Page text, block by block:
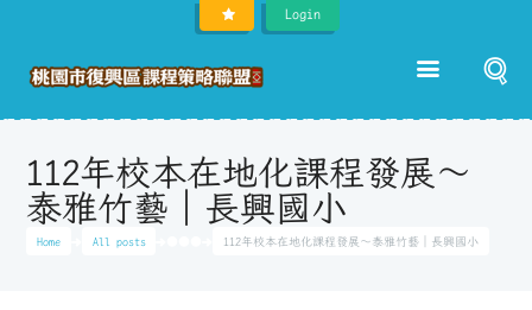
Login
Home All posts 112年校本在地化課程發展～泰雅竹藝｜長興國小
112年校本在地化課程發展～
泰雅竹藝｜長興國小